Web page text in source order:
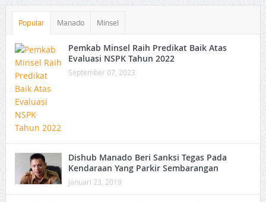
Popular Manado Minsel
Pemkab Minsel Raih Predikat Baik Atas
Evaluasi NSPK Tahun 2022
September 07, 2023
Dishub Manado Beri Sanksi Tegas Pada
Kendaraan Yang Parkir Sembarangan
Januari 23, 2019